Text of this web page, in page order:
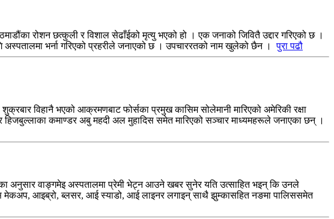
रोशन छत्कुली र विशाल सेढाँईको मृत्यु भएको हो । एक जनाको जिवितै उद्दार गरिएको छ ।
अस्पतालमा भर्ना गरिएको प्रहरीले जनाएको छ । उपचाररतको नाम खुलेको छैन ।पुरा पढौ
विहानै भएको आक्रमणबाट फोर्सका प्रमुख कासिम सोलेमानी मारिएको अमेरिकी रक्षा
हिजबुल्लाका कमाण्डर अबु महदी अल मुहादिस समेत मारिएको सञ्चार माध्यमहरूले जनाएका छन् ।
अनुसार वाङ्गमेइ अस्पतालमा प्रेमी भेट्न आउने खबर सुनेर यति उत्साहित भइन् कि उनले
आइब्रो, ब्लसर, आई स्याडो, आई लाइनर लगाइन् साथै झुम्कासहित नङमा पालिससमेत